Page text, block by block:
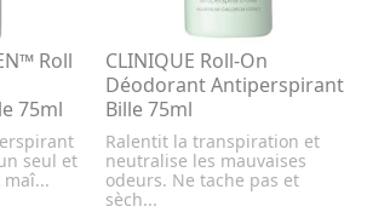
Roll
75ml
seul et
maî...
CLINIQUE Roll-On
Déodorant Antiperspirant
Bille 75ml
Ralentit la transpiration et
neutralise les mauvaises
odeurs. Ne tache pas et
sèch...